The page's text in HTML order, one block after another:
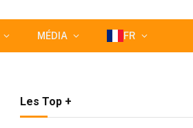
MÉDIA FR
Les Top +